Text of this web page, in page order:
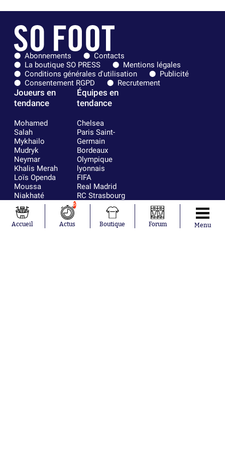
Abonnements
Contacts
La boutique SO PRESS
Mentions légales
Conditions générales d'utilisation
Publicité
Consentement RGPD
Recrutement
Joueurs en
tendance
Mohamed
Salah
Mykhailo
Mudryk
Neymar
Khalis Merah
Loïs Openda
Moussa
Niakhaté
Nicolás
Tagliafico
Pavel Šulc
Équipes en
tendance
Chelsea
Paris Saint-
Germain
Bordeaux
Olympique
lyonnais
FIFA
Real Madrid
RC Strasbourg
AC Milan
RC Lens
Accueil
6
Actus Boutique Forum Menu